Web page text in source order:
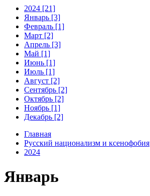
2024 [21]
Январь [3]
Февраль [1]
Март [2]
Апрель [3]
Май [1]
Июнь [1]
Июль [1]
Август [2]
Сентябрь [2]
Октябрь [2]
Ноябрь [1]
Декабрь [2]
Главная
Русский национализм и ксенофобия
2024
Январь